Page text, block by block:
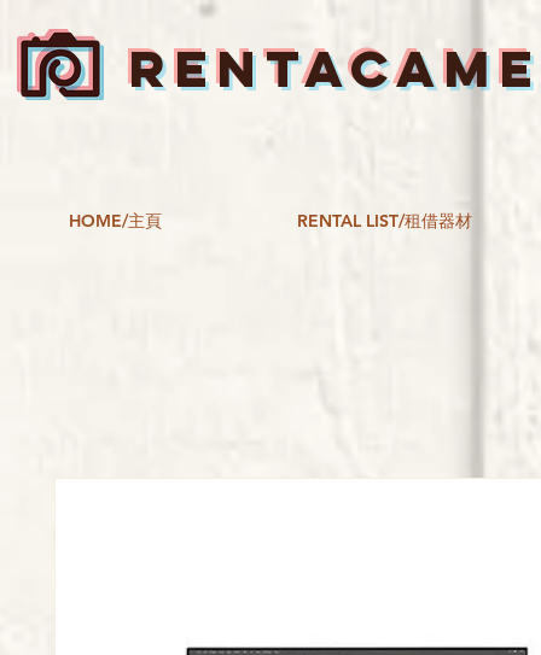
HOME/主頁 RENTAL LIST/租借器材